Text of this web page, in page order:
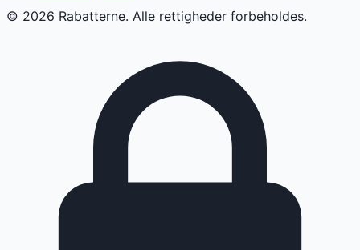
© 2026 Rabatterne. Alle rettigheder forbeholdes.